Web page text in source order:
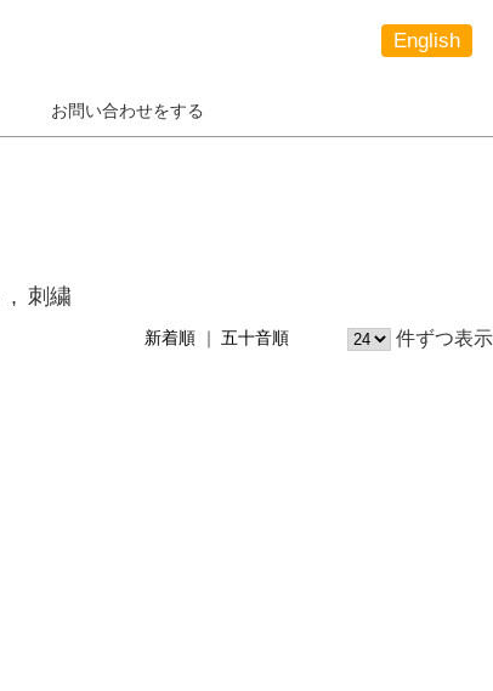
English
お問い合わせをする
刺繍
新着順 五十音順 件ずつ表示